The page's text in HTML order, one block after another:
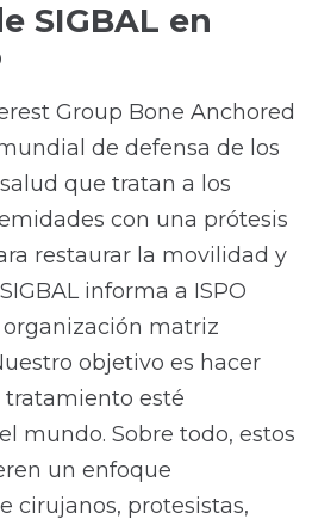
SIGBAL en
Group Bone Anchored
de defensa de los
que tratan a los
con una prótesis
restaurar la movilidad y
informa a ISPO
matriz
objetivo es hacer
esté
mundo. Sobre todo, estos
un enfoque
cirujanos, protesistas,